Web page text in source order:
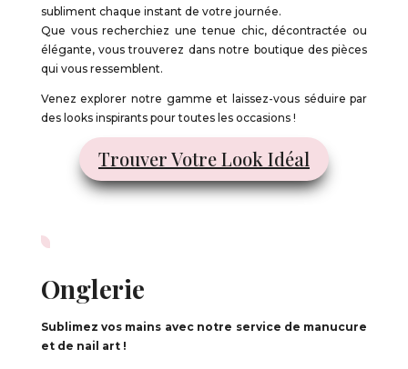
subliment chaque instant de votre journée.
Que vous recherchiez une tenue chic, décontractée ou
élégante, vous trouverez dans notre boutique des pièces
qui vous ressemblent.
Venez explorer notre gamme et laissez-vous séduire par
des looks inspirants pour toutes les occasions !
Trouver Votre Look Idéal
Onglerie
Sublimez vos mains avec notre service de manucure
et de nail art !